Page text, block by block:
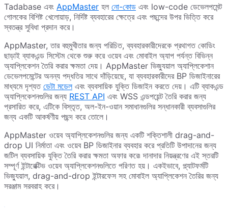
Tadabase এবং AppMaster হল নো-কোড এবং low-code ডেভেলপমেন্ট
গোলকের বিশিষ্ট খেলোয়াড়, নির্দিষ্ট ব্যবহারের ক্ষেত্রে এবং পছন্দের উপর ভিত্তি করে
স্বতন্ত্র সুবিধা প্রদান করে।
AppMaster, তার বহুমুখীতার জন্য পরিচিত, ব্যবহারকারীদেরকে প্রথাগত কোডিং
ছাড়াই ব্যাকএন্ড সিস্টেম থেকে শুরু করে ওয়েব এবং মোবাইল অ্যাপ পর্যন্ত বিভিন্ন
অ্যাপ্লিকেশন তৈরি করার ক্ষমতা দেয়। AppMaster ভিজ্যুয়াল অ্যাপ্লিকেশান
ডেভেলপমেন্টের অনন্য পদ্ধতির সাথে দাঁড়িয়েছে, যা ব্যবহারকারীদের BP ডিজাইনারের
মাধ্যমে দৃশ্যত ডেটা মডেলএবং ব্যবসায়িক যুক্তি ডিজাইন করতে দেয়। এটি ব্যাকএন্ড
অ্যাপ্লিকেশনগুলির জন্য REST API এবং WSS এন্ডপয়েন্ট তৈরি করার জন্য
প্রসারিত করে, এটিকে বিস্তৃত, অল-ইন-ওয়ান সমাধানগুলির সন্ধানকারী ব্যবসাগুলির
জন্য একটি আকর্ষণীয় পছন্দ করে তোলে।
AppMaster ওয়েব অ্যাপ্লিকেশনগুলির জন্য একটি শক্তিশালী drag-and-
drop UI নির্মাতা এবং ওয়েব BP ডিজাইনার ব্যবহার করে প্রতিটি উপাদানের জন্য
জটিল ব্যবসায়িক যুক্তি তৈরি করার ক্ষমতা অফার করে৷ দানাদার নিয়ন্ত্রণের এই স্তরটি
সম্পূর্ণ ইন্টারেক্টিভ ওয়েব অ্যাপ্লিকেশনগুলিতে পরিণত হয়। একইভাবে, প্ল্যাটফর্মটি
ভিজ্যুয়াল, drag-and-drop ইন্টারফেস সহ মোবাইল অ্যাপ্লিকেশন তৈরির জন্য
সরঞ্জাম সরবরাহ করে।